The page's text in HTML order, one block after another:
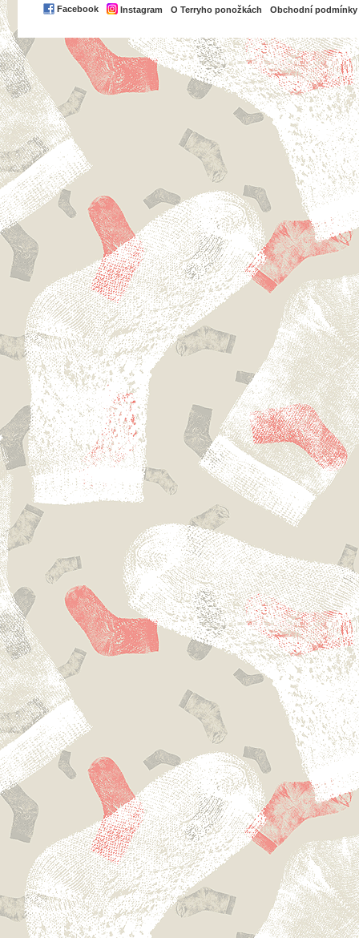
Facebook Instagram O Terryho ponožkách Obchodní podmínky
PayPal